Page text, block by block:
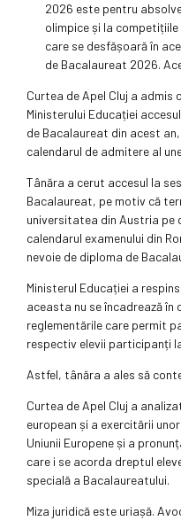
2026 este pentru
olimpice și la
care se desfășoară în
de Bacalaureat 2026.
Curtea de Apel Cluj a admis
Ministerului Educației
de Bacalaureat din acest
calendarul de admitere al
Tânăra a cerut accesul la
Bacalaureat, pe motiv că
universitatea din Austria pe
calendarul examenului din
nevoie de diploma de
Ministerul Educației a
aceasta nu se încadrează
reglementările care permit
respectiv elevii participanți
Astfel, tânăra a ales să
Curtea de Apel Cluj a
european și a exercitării
Uniunii Europene și a
care i se acorda dreptul
specială a Bacalaureatului.
Miza juridică este uriașă.